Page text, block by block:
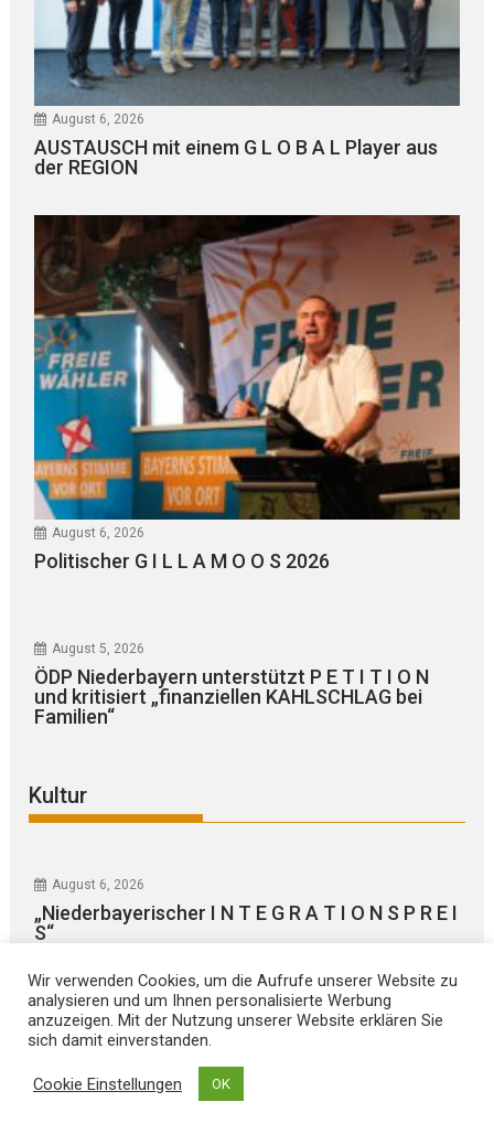
August 6, 2026
AUSTAUSCH mit einem G L O B A L Player aus
der REGION
August 6, 2026
Politischer G I L L A M O O S 2026
August 5, 2026
ÖDP Niederbayern unterstützt P E T I T I O N
und kritisiert „finanziellen KAHLSCHLAG bei
Familien“
Kultur
August 6, 2026
„Niederbayerischer I N T E G R A T I O N S P R E I
S“
Wir verwenden Cookies, um die Aufrufe unserer Website zu
analysieren und um Ihnen personalisierte Werbung
anzuzeigen. Mit der Nutzung unserer Website erklären Sie
sich damit einverstanden.
Cookie Einstellungen OK